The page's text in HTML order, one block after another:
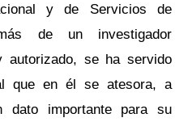
y de Servicios de
de un investigador
autorizado, se ha servido
que en él se atesora, a
dato importante para su